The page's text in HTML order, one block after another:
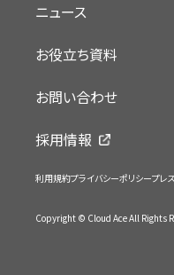
ニュース
お役立ち資料
お問い合わせ
採用情報
利用規約プライバシーポリシープレ
Copyright © Cloud Ace All Rights